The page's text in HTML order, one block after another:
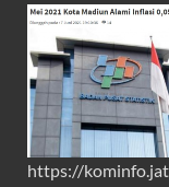
https://